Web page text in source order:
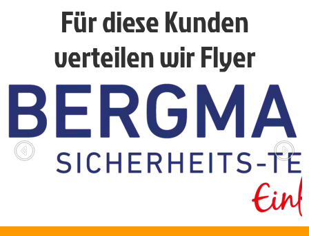
Für diese Kunden
verteilen wir Flyer